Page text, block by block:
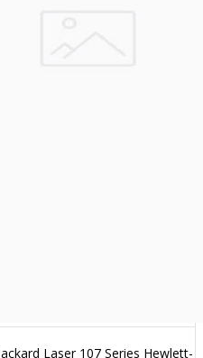
Laser 107 Series Hewlett-